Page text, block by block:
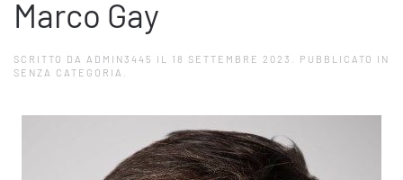
Marco Gay
SCRITTO DA ADMIN3445 IL 18 SETTEMBRE 2023
. PUBBLICATO IN
SENZA CATEGORIA.